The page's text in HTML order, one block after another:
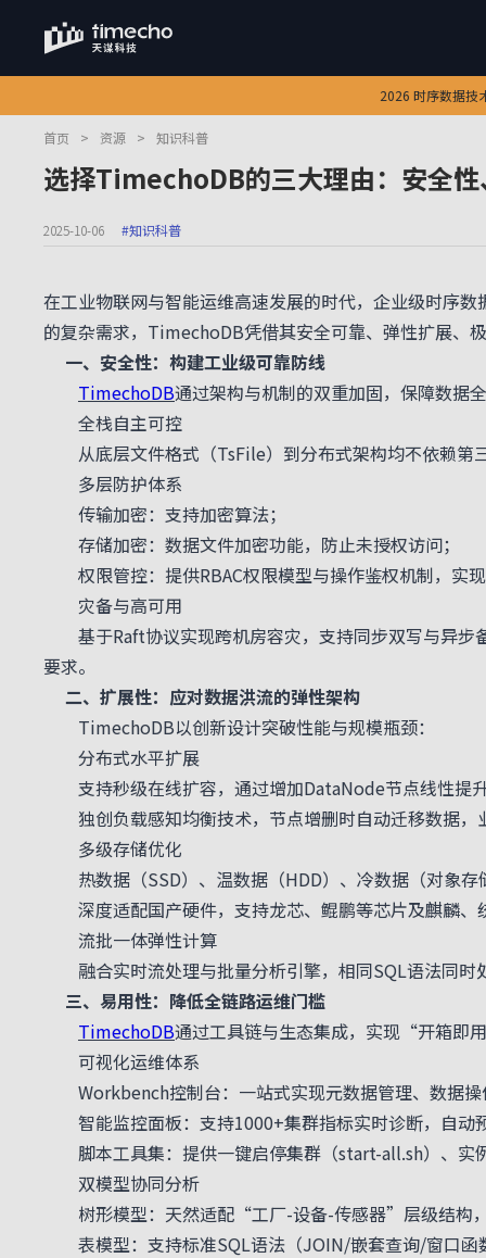
2026 时序数据技
首页 > 资源 > 知识科普
选择TimechoDB的三大理由：安全
2025-10-06 #知识科普
在工业物联网与智能运维高速发展的时代，企业级时序
的复杂需求，TimechoDB凭借其安全可靠、弹性扩展、
一、安全性：构建工业级可靠防线
TimechoDB通过架构与机制的双重加固，保障数据
全栈自主可控
从底层文件格式（TsFile）到分布式架构均不依赖第
多层防护体系
传输加密：支持加密算法；
存储加密：数据文件加密功能，防止未授权访问；
权限管控：提供RBAC权限模型与操作鉴权机制，实
灾备与高可用
基于Raft协议实现跨机房容灾，支持同步双写与异步
要求。
二、扩展性：应对数据洪流的弹性架构
TimechoDB以创新设计突破性能与规模瓶颈：
分布式水平扩展
支持秒级在线扩容，通过增加DataNode节点线性提
独创负载感知均衡技术，节点增删时自动迁移数据，
多级存储优化
热数据（SSD）、温数据（HDD）、冷数据（对象存
深度适配国产硬件，支持龙芯、鲲鹏等芯片及麒麟、
流批一体弹性计算
融合实时流处理与批量分析引擎，相同SQL语法同时
三、易用性：降低全链路运维门槛
TimechoDB通过工具链与生态集成，实现“开箱即
可视化运维体系
Workbench控制台：一站式实现元数据管理、数据操
智能监控面板：支持1000+集群指标实时诊断，自动
脚本工具集：提供一键启停集群（start-all.sh）、实
双模型协同分析
树形模型：天然适配“工厂-设备-传感器”层级结构
表模型：支持标准SQL语法（JOIN/嵌套查询/窗口函